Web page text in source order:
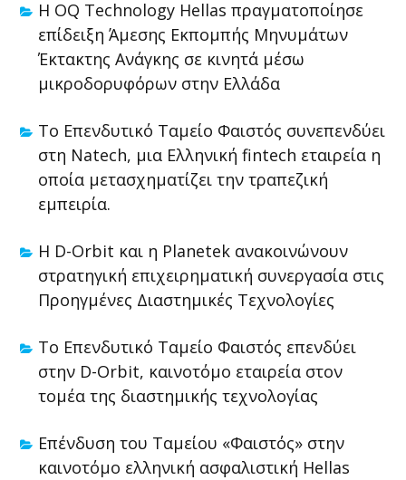
Η OQ Technology Hellas πραγματοποίησε
επίδειξη Άμεσης Εκπομπής Μηνυμάτων
Έκτακτης Ανάγκης σε κινητά μέσω
μικροδορυφόρων στην Ελλάδα
Το Επενδυτικό Ταμείο Φαιστός συνεπενδύει
στη Natech, μια Ελληνική fintech εταιρεία η
οποία μετασχηματίζει την τραπεζική
εμπειρία.
Η D-Orbit και η Planetek ανακοινώνουν
στρατηγική επιχειρηματική συνεργασία στις
Προηγμένες Διαστημικές Τεχνολογίες
Το Επενδυτικό Ταμείο Φαιστός επενδύει
στην D-Orbit, καινοτόμο εταιρεία στον
τομέα της διαστημικής τεχνολογίας
Επένδυση του Ταμείου «Φαιστός» στην
καινοτόμο ελληνική ασφαλιστική Hellas